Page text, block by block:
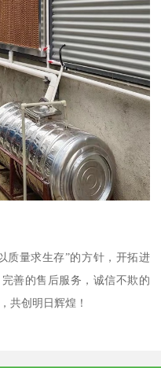
质量求生存”的方针，开拓进
善的售后服务，诚信不欺的
共创明日辉煌！